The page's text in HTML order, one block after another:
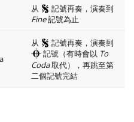
从
記號再奏，演奏到
Fine記號為止
从
記號再奏，演奏到
記號（有時會以 To
Coda取代），再跳至第
二個記號完結